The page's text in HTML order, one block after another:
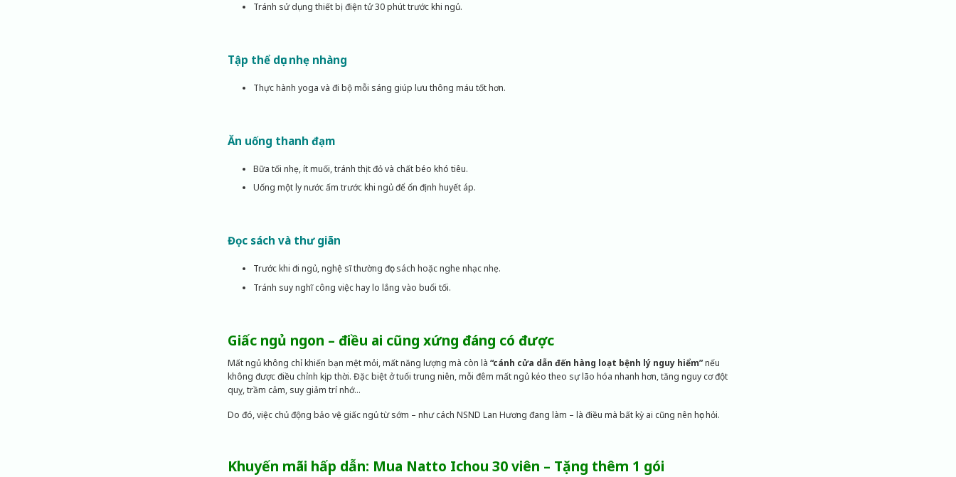
Tránh sử dụng thiết bị điện tử 30 phút trước khi ngủ.
Tập thể dục nhẹ nhàng
Thực hành yoga và đi bộ mỗi sáng giúp lưu thông máu tốt hơn.
Ăn uống thanh đạm
Bữa tối nhẹ, ít muối, tránh thịt đỏ và chất béo khó tiêu.
Uống một ly nước ấm trước khi ngủ để ổn định huyết áp.
Đọc sách và thư giãn
Trước khi đi ngủ, nghệ sĩ thường đọc sách hoặc nghe nhạc nhẹ.
Tránh suy nghĩ công việc hay lo lắng vào buổi tối.
Giấc ngủ ngon – điều ai cũng xứng đáng có được
Mất ngủ không chỉ khiến bạn mệt mỏi, mất năng lượng mà còn là “cánh cửa dẫn đến hàng loạt bệnh lý nguy hiểm”nếu
không được điều chỉnh kịp thời. Đặc biệt ở tuổi trung niên, mỗi đêm mất ngủ kéo theo sự lão hóa nhanh hơn, tăng nguy cơ đột
quỵ, trầm cảm, suy giảm trí nhớ…
Do đó, việc chủ động bảo vệ giấc ngủ từ sớm – như cách NSND Lan Hương đang làm – là điều mà bất kỳ ai cũng nên học hỏi.
Khuyến mãi hấp dẫn: Mua Natto Ichou 30 viên – Tặng thêm 1 gói